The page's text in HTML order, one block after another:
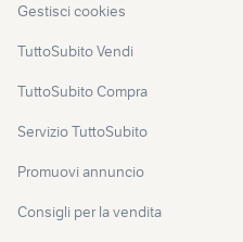
Gestisci cookies
TuttoSubito Vendi
TuttoSubito Compra
Servizio TuttoSubito
Promuovi annuncio
Consigli per la vendita